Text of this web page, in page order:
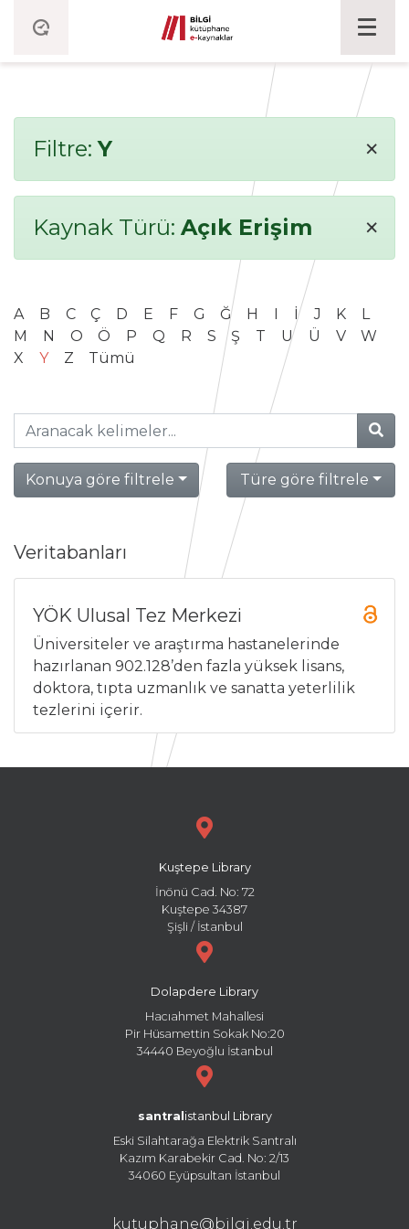
Filtre:Y ×
Kaynak Türü: Açık Erişim ×
A B C Ç D E F G Ğ H I İ J K
L
M
N O Ö P Q R S Ş T U Ü V
W
X
Y Z Tümü
Konuya göre filtrele Türe göre filtrele
Veritabanları
YÖK Ulusal Tez Merkezi
Üniversiteler ve araştırma hastanelerinde
hazırlanan 902.128’den fazla yüksek lisans,
doktora, tıpta uzmanlık ve sanatta yeterlilik
tezlerini içerir.
Kuştepe Library
İnönü Cad. No: 72
Kuştepe 34387
Şişli / İstanbul
Dolapdere Library
Hacıahmet Mahallesi
Pir Hüsamettin Sokak No:20
34440 Beyoğlu İstanbul
santral istanbul Library
Eski Silahtarağa Elektrik Santralı
Kazım Karabekir Cad. No: 2/13
34060 Eyüpsultan İstanbul
kutuphane@bilgi.edu.tr